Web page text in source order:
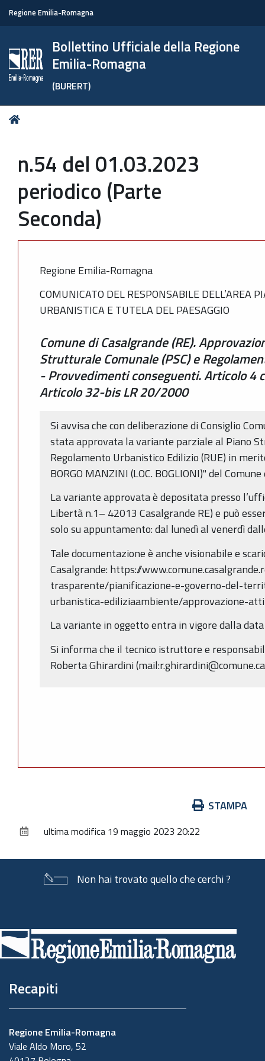
Regione Emilia-Romagna
Bollettino Ufficiale della Regione
Emilia-Romagna
(BURERT)
Tu
n.54 del 01.03.2023
periodico (Parte
Seconda)
Regione Emilia-Romagna
COMUNICATO DEL RESPONSABILE DELL’AREA
URBANISTICA E TUTELA DEL PAESAGGIO
Comune di Casalgrande (RE).
Strutturale Comunale (PSC) e
- Provvedimenti conseguenti. Articolo 4
Articolo 32-bis LR 20/2000
Si avvisa che con deliberazione di Consiglio
stata approvata la variante parziale al Piano
Regolamento Urbanistico Edilizio (RUE) in
BORGO MANZINI (LOC. BOGLIONI)" del
La variante approvata è depositata presso
Libertà n.1– 42013 Casalgrande RE) e può
solo su appuntamento: dal lunedì al venerdì
Tale documentazione è anche visionabile e
Casalgrande: https://
trasparente/pianificazione-e-governo-del-
urbanistica-ediliziaambiente/approvazione-
La variante in oggetto entra in vigore dalla
Si informa che il tecnico istruttore e
Roberta Ghirardini
documento
STAMPA
ultima modifica 19 maggio 2023 20:22
Non hai trovato quello che cerchi ?
di
pagina
Recapiti
Regione Emilia-Romagna
Viale Aldo Moro, 52